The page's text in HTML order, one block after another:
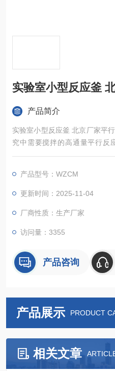
实验室小型反应釜
产品简介
实验室小型反应釜 北京厂家平
究中需要搅拌的高通量平行反
阀、放气阀、探底管、热电偶
产品型号：WZCM
更新时间：2025-11-04
厂商性质：生产厂家
访问量：3355
产品咨询
产品展示 PRODUCT
相关文章